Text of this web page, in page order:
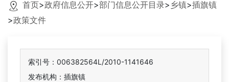
首页>政府信息公开>部门信息公开目录> 乡镇>插旗镇
>政策文件
索引号：006382564L/2010-1141646
发布机构：插旗镇